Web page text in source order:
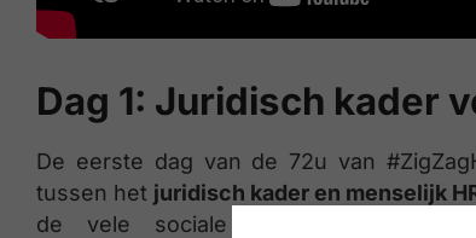
Dag 1: Juridisch kader
De eerste dag van de 72u van
tussen het juridisch kader en menselijk
de vele sociale maatregelen die